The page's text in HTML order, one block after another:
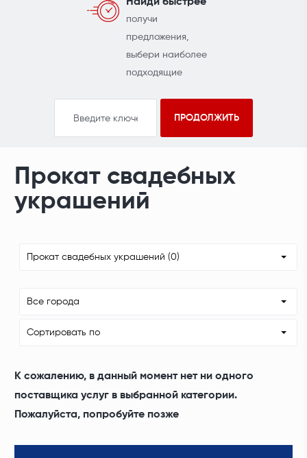
Найди быстрее
получи
предложения,
выбери наиболее
подходящие
Прокат свадебных
украшений
Прокат свадебных украшений (0)
Все города
Сортировать по
К сожалению, в данный момент нет ни одного
поставщика услуг в выбранной категории.
Пожалуйста, попробуйте позже